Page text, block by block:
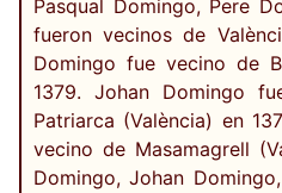
Pasqual Domingo, Pere
fueron vecinos de
Domingo fue vecino de
1379. Johan Domingo
Patriarca (València) en
vecino de Masamagrell
Domingo, Johan